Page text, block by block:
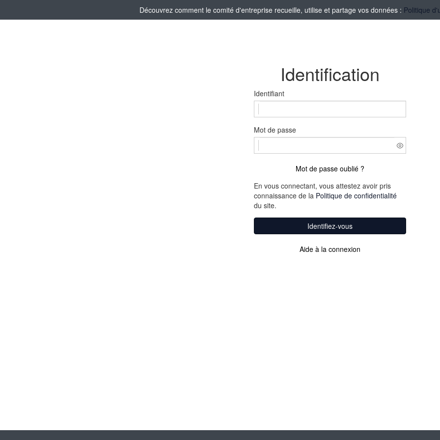
Découvrez comment le comité d'entreprise recueille, utilise et partage vos données : Politique
Identification
Identifiant
Mot de passe
Mot de passe oublié ?
En vous connectant, vous attestez avoir pris
connaissance de la Politique de confidentialité
du site.
Identifiez-vous
Aide à la connexion